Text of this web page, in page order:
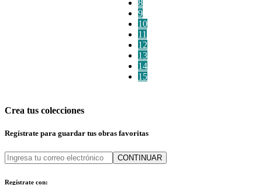
8
9
10
11
12
13
14
15
Crea tus colecciones
Regístrate para guardar tus obras favoritas
CONTINUAR
Regístrate con: